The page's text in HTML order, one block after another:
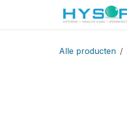
Alle producten